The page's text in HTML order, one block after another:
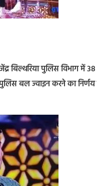
बिल्थरिया पुलिस
बल ज्वाइन करने का निर्णय